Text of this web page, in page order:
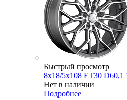
Быстрый просмотр
8x18/5x108 ET30
Нет в наличии
Подробнее